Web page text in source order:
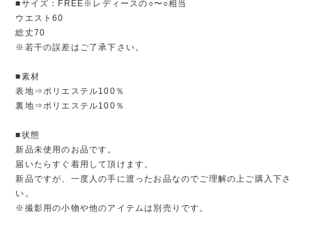
■サイズ：FREE※レディースの○〜○相当
ウエスト60
総丈70
※若干の誤差はご了承下さい。
■素材
表地⇒ポリエステル100％
裏地⇒ポリエステル100％
■状態
新品未使用のお品です。
届いたらすぐ着用して頂けます。
新品ですが、一度人の手に渡ったお品なのでご理解の上ご購入下さ
い。
※撮影用の小物や他のアイテムは別売りです。